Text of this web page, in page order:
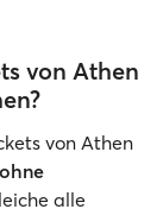
von Athen
von Athen
ohne
alle